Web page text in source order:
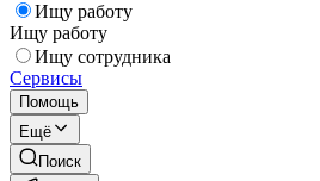
Ищу работу
Ищу работу
Ищу сотрудника
Сервисы
Помощь
Ещё
Поиск